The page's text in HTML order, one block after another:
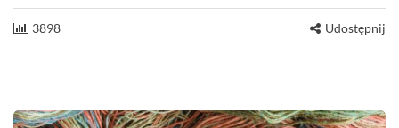
3898 Udostępnij